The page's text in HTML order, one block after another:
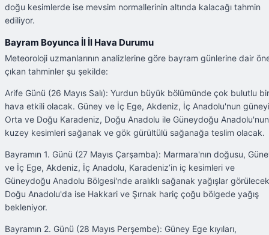
doğu kesimlerde ise mevsim normallerinin altında kalacağı tahmin
ediliyor.
Bayram Boyunca İl İl Hava Durumu
Meteoroloji uzmanlarının analizlerine göre bayram günlerine dair
çıkan tahminler şu şekilde:
Arife Günü (26 Mayıs Salı): Yurdun büyük bölümünde çok bulutlu bir
hava etkili olacak. Güney ve İç Ege, Akdeniz, İç Anadolu'nun
Orta ve Doğu Karadeniz, Doğu Anadolu ile Güneydoğu Anadolu'nun
kuzey kesimleri sağanak ve gök gürültülü sağanağa teslim olacak.
Bayramın 1. Günü (27 Mayıs Çarşamba): Marmara'nın doğusu,
ve İç Ege, Akdeniz, İç Anadolu, Karadeniz’in iç kesimleri ve
Güneydoğu Anadolu Bölgesi'nde aralıklı sağanak yağışlar
Doğu Anadolu'da ise Hakkari ve Şırnak hariç çoğu bölgede yağış
bekleniyor.
Bayramın 2. Günü (28 Mayıs Perşembe): Güney Ege kıyıları,